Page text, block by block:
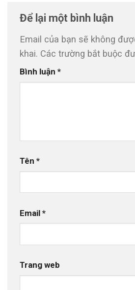
Để lại một bình luận
Email của bạn sẽ không
khai. Các trường bắt buộc
Bình luận *
Tên *
Email *
Trang web